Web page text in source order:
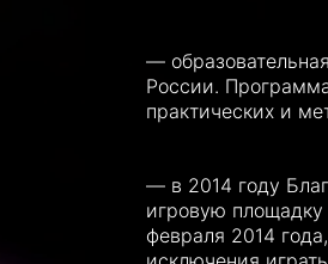
—
России.
практических и
— в 2014 году
игровую
февраля 2014